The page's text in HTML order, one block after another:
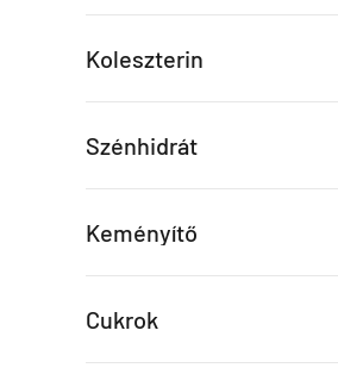
Koleszterin
Szénhidrát
Keményítő
Cukrok